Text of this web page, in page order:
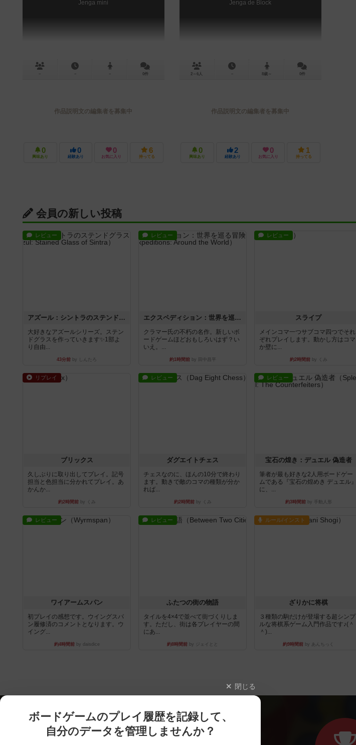
Jenga mini
－ － － 0件
作品説明文の編集者を募集中
0
興味あり
0
経験あり
0
お気に入り
6
持ってる
Jenga de Block
2～6人 － 8歳～ 0件
作品説明文の編集者を募集中
0
興味あり
2
経験あり
0
お気に入り
1
持ってる
会員の新しい投稿
レビュー
アズール：シントラのステンドグラス
大好きなアズールシリーズ。ステン
ドグラスを作っていきます✨1部よ
り自由...
43分前 by しんたろ
レビュー
エクスペディション：世界を巡る冒険
クラマー氏の不朽の名作。新しいボ
ードゲームほどおもしろいはず？い
いえ。...
約1時間前by 田中昌平
レビュー
スライプ
メインコマ一つサブコマ四つでそれ
ぞれプレイします。動かし方はコマ
か壁に...
約2時間前by くみ
リプレイ
ブリックス
久しぶりに取り出してプレイ。記号
担当と色担当に分かれてプレイ。あ
かんか...
約2時間前by くみ
レビュー
ダグエイトチェス
チェスなのに、ほんの10分で終わり
ます。動きで敵のコマの種類が分か
れば...
約2時間前by くみ
レビュー
宝石の煌き：デュエル 偽造者
筆者が最も好きな2人用ボードゲー
ムである『宝石の煌めき デュエル』
に、...
約3時間前by 手動人形
レビュー
ワイアームスパン
初プレイの感想です。ウイングスパ
ン履修済のコメントとなります。ウ
イング...
約4時間前by daisdice
レビュー
ふたつの街の物語
タイルを4×4で並べて街づくりしま
す。ただし、街は各プレイヤーの間
にあ...
約8時間前 by ジェイとと
ルール/インスト
ざりかに将棋
３種類の駒だけが登場する超シンプ
ルな将棋系ゲーム入門作品です♪(＾
＾)...
約9時間前 by あんちっく
閉じる
ボードゲームのプレイ履歴を記録して、
自分のデータを管理しませんか？